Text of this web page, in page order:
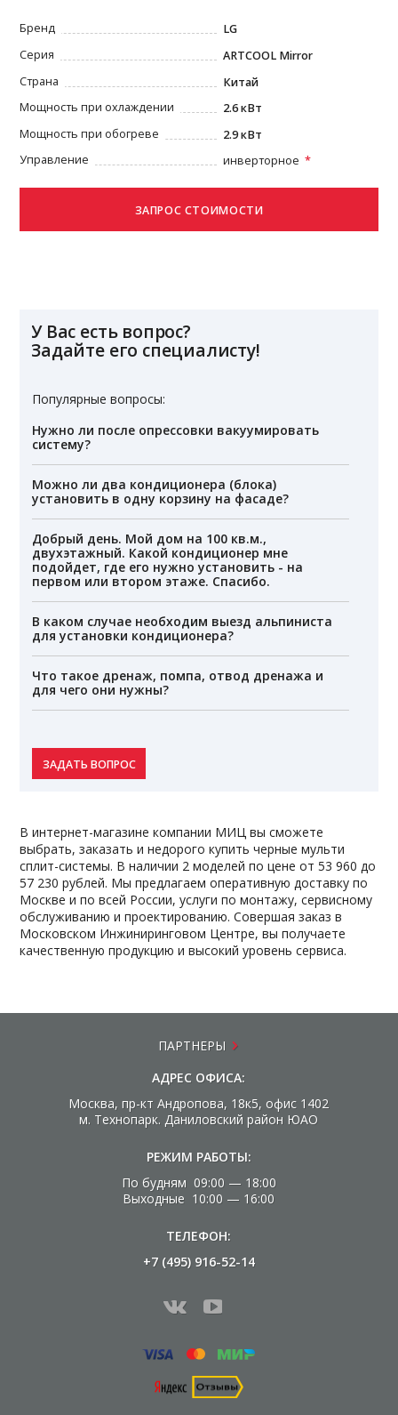
Бренд
LG
Серия
ARTCOOL Mirror
Страна
Китай
Мощность при охлаждении
2.6 кВт
Мощность при обогреве
2.9 кВт
Управление
инверторное
У Вас есть вопрос?
Задайте его специалисту!
Популярные вопросы:
Нужно ли после опрессовки вакуумировать
систему?
Можно ли два кондиционера (блока)
установить в одну корзину на фасаде?
Добрый день. Мой дом на 100 кв.м.,
двухэтажный. Какой кондиционер мне
подойдет, где его нужно установить - на
первом или втором этаже. Спасибо.
В каком случае необходим выезд альпиниста
для установки кондиционера?
Что такое дренаж, помпа, отвод дренажа и
для чего они нужны?
ЗАДАТЬ ВОПРОС
В интернет-магазине компании МИЦ вы сможете
выбрать, заказать и недорого купить черные мульти
сплит-системы. В наличии 2 моделей по цене от 53 960 до
57 230 рублей. Мы предлагаем оперативную доставку по
Москве и по всей России, услуги по монтажу, сервисному
обслуживанию и проектированию. Совершая заказ в
Московском Инжиниринговом Центре, вы получаете
качественную продукцию и высокий уровень сервиса.
ПАРТНЕРЫ
АДРЕС ОФИСА:
Москва, пр-кт Андропова, 18к5, офис 1402
м. Технопарк. Даниловский район ЮАО
РЕЖИМ РАБОТЫ:
По будням 09:00 — 18:00
Выходные 10:00 — 16:00
ТЕЛЕФОН:
+7 (495) 916-52-14